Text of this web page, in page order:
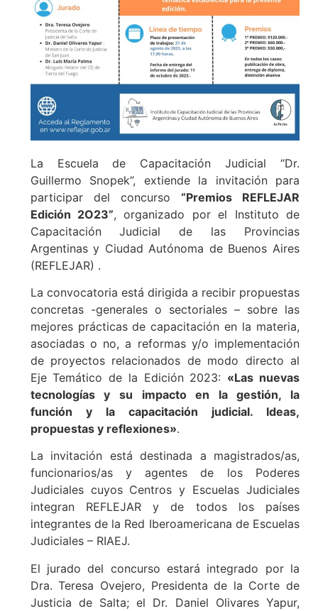
La Escuela de Capacitación Judicial “Dr.
Guillermo Snopek”, extiende la invitación para
participar del concurso “Premios REFLEJAR
Edición 2O23”, organizado por el Instituto de
Capacitación Judicial de las Provincias
Argentinas y Ciudad Autónoma de Buenos Aires
(REFLEJAR) .
La convocatoria está dirigida a recibir propuestas
concretas -generales o sectoriales – sobre las
mejores prácticas de capacitación en la materia,
asociadas o no, a reformas y/o implementación
de proyectos relacionados de modo directo al
Eje Temático de la Edición 2023: «Las nuevas
tecnologías y su impacto en la gestión, la
función y la capacitación judicial. Ideas,
propuestas y reflexiones».
La invitación está destinada a magistrados/as,
funcionarios/as y agentes de los Poderes
Judiciales cuyos Centros y Escuelas Judiciales
integran REFLEJAR y de todos los países
integrantes de la Red Iberoamericana de Escuelas
Judiciales – RIAEJ.
El jurado del concurso estará integrado por la
Dra. Teresa Ovejero, Presidenta de la Corte de
Justicia de Salta; el Dr. Daniel Olivares Yapur,